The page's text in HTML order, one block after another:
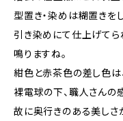
型置き・染めは糊置きを
引き染めにて仕上げて
鳴りますね。
紺色と赤茶色の差し色は
裸電球の下、職人さんの
故に奥行きのある美しさ